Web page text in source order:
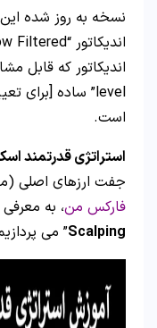
نسخه به روز شده این
است.
استراتژی قدرتمند اسکالپ 5 دقیقه
جفت ارزهای اصلی
فارکس من، به
Scalping” می